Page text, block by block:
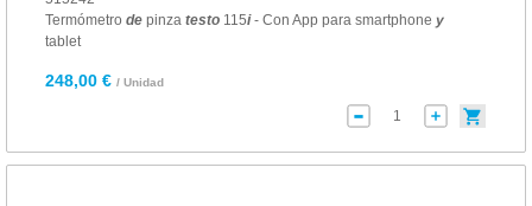
Termómetro depinza testo115i- Con App para smartphone y
tablet
248,00 € / Unidad